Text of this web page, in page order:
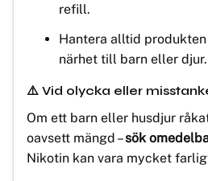
refill.
Hantera alltid
närhet till barn eller djur.
⚠️ Vid olycka eller
Om ett barn eller husdjur
oavsett mängd –sök
Nikotin kan vara mycket